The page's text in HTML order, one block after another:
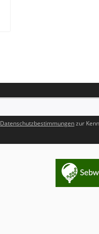
Datenschutzbestimmungenzur